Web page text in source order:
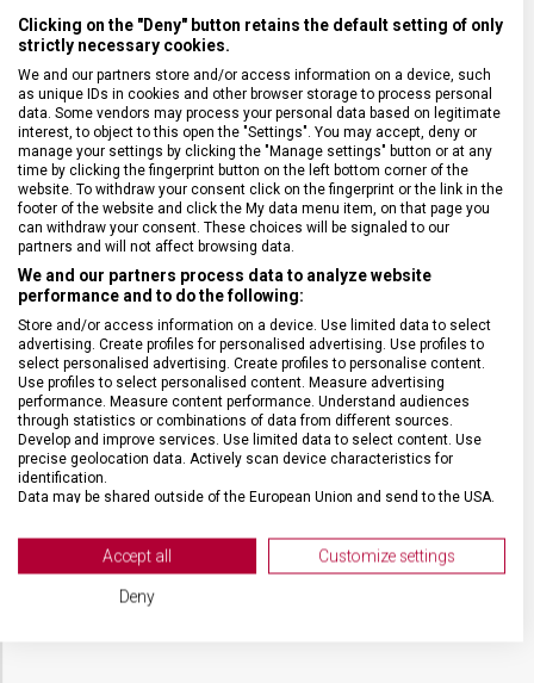
SPECIFIKACE PRODUKTU
DRUH ZBOŽÍ Kapesní nože
ZÁRUKA 24 měsíců
HMOTNOST 36 g
UZAMYKATELNÁ ČEPEL Ne
POČET FUNKCÍ 6
VELIKOST 6,5 x 2 cm
Clicking on the "Deny" button retains the default setting of only
strictly necessary cookies.
We and our partners store and/or access information on a device, such
as unique IDs in cookies and other browser storage to process personal
data. Some vendors may process your personal data based on legitimate
interest, to object to this open the "Settings". You may accept, deny or
manage your settings by clicking the "Manage settings" button or at any
time by clicking the fingerprint button on the left bottom corner of the
website. To withdraw your consent click on the fingerprint or the link in the
footer of the website and click the My data menu item, on that page you
can withdraw your consent. These choices will be signaled to our
partners and will not affect browsing data.
We and our partners process data to analyze website
performance and to do the following:
Store and/or access information on a device. Use limited data to select
advertising. Create profiles for personalised advertising. Use profiles to
select personalised advertising. Create profiles to personalise content.
Use profiles to select personalised content. Measure advertising
performance. Measure content performance. Understand audiences
through statistics or combinations of data from different sources.
Develop and improve services. Use limited data to select content. Use
precise geolocation data. Actively scan device characteristics for
identification.
Data may be shared outside of the European Union and send to the USA.
View Partner List (2 IAB Vendors)
We use your data for the following purposes:
Accept all Customize settings
Deny